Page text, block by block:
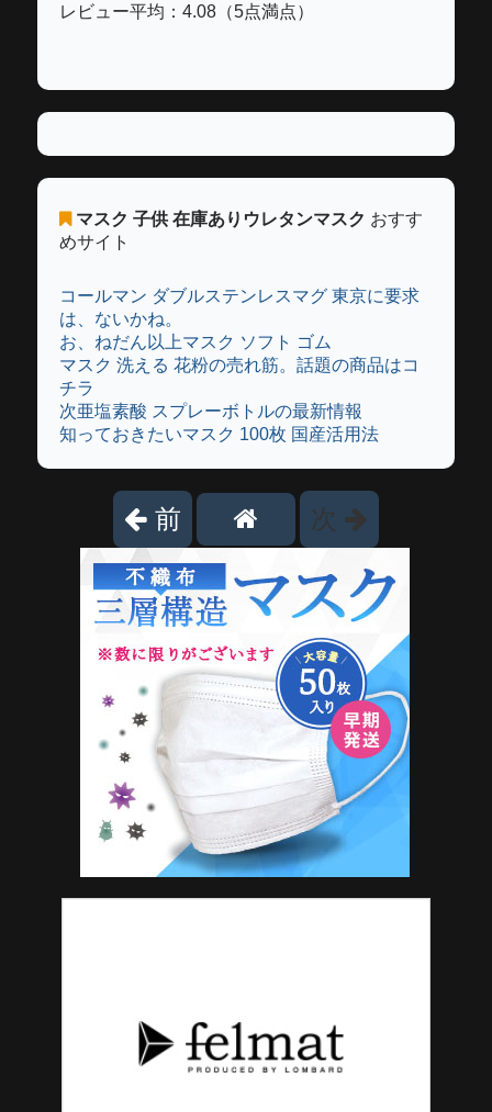
レビュー平均：4.08（5点満点）
マスク 子供 在庫ありウレタンマスク おすす
めサイト
コールマン ダブルステンレスマグ 東京に要求
は、ないかね。
お、ねだん以上マスク ソフト ゴム
マスク 洗える 花粉の売れ筋。話題の商品はコ
チラ
次亜塩素酸 スプレーボトルの最新情報
知っておきたいマスク 100枚 国産活用法
前 次